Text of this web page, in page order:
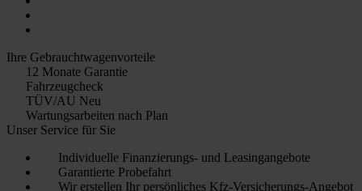
Ihre Gebrauchtwagenvorteile
12 Monate Garantie
Fahrzeugcheck
TÜV/AU Neu
Wartungsarbeiten nach Plan
Unser Service für Sie
Individuelle Finanzierungs- und Leasingangebote
Garantierte Probefahrt
Wir erstellen Ihr persönliches Kfz-Versicherungs-Angebot